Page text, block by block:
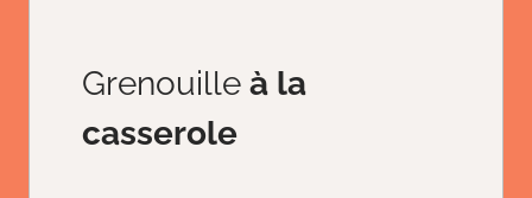
Grenouille à la
casserole